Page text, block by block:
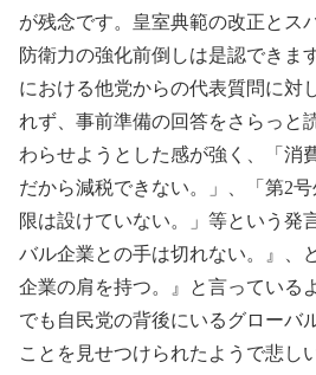
が残念です。皇室典範の改正とス
防衛力の強化前倒しは是認できま
における他党からの代表質問に対
れず、事前準備の回答をさらっと
わらせようとした感が強く、「消
だから減税できない。」、「第2
限は設けていない。」等という発
バル企業との手は切れない。』、
企業の肩を持つ。』と言っている
でも自民党の背後にいるグローバ
ことを見せつけられたようで悲し